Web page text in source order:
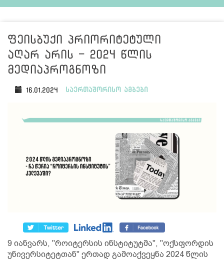
ფეისბუქი პრიორიტეტული
აღარ არის - 2024 წლის
მედიაპროგნოზი
16.01.2024 საერთაშორისო ამბები
9 იანვარს, "როიტერსის ინსტიტუტმა", "ოქსფორდის
უნივერსიტეტთან" ერთად გამოაქვეყნა 2024 წლის